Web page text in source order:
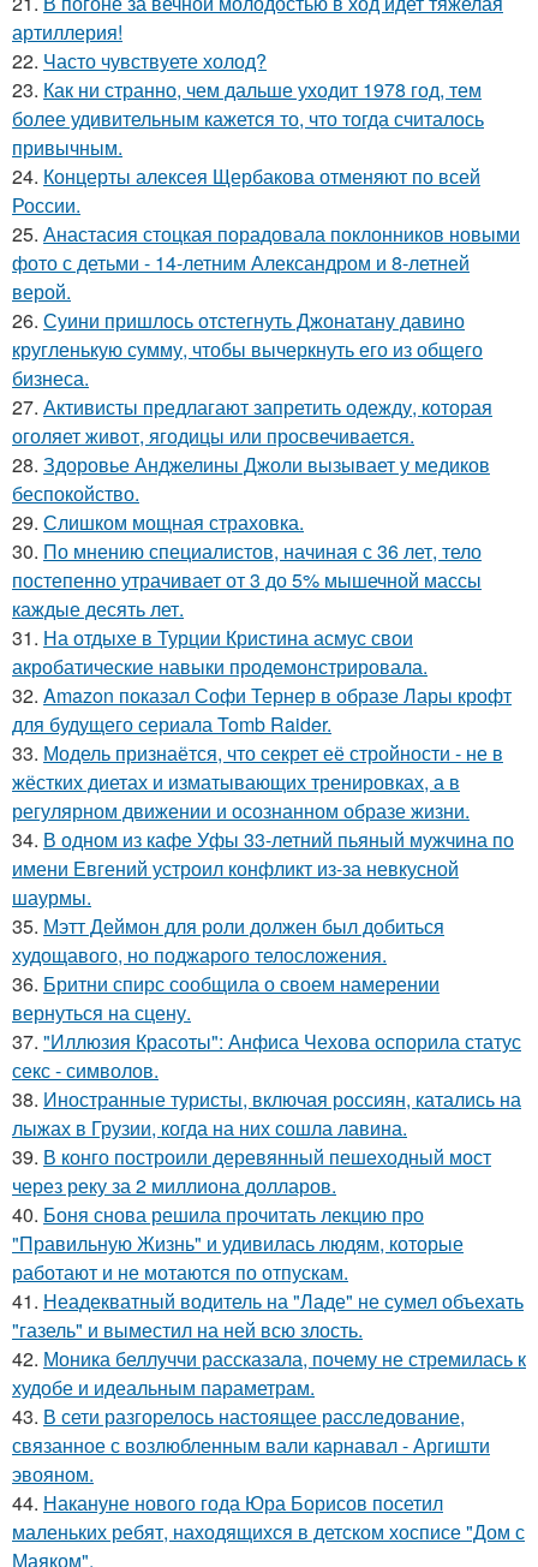
артиллерия!
22. Часто чувствуете холод?
23. Как ни странно, чем дальше уходит 1978 год, тем
более удивительным кажется то, что тогда считалось
привычным.
24. Концерты алексея Щербакова отменяют по всей
России.
25. Анастасия стоцкая порадовала поклонников новыми
фото с детьми - 14-летним Александром и 8-летней
верой.
26. Суини пришлось отстегнуть Джонатану давино
кругленькую сумму, чтобы вычеркнуть его из общего
бизнеса.
27. Активисты предлагают запретить одежду, которая
оголяет живот, ягодицы или просвечивается.
28. Здоровье Анджелины Джоли вызывает у медиков
беспокойство.
29. Слишком мощная страховка.
30. По мнению специалистов, начиная с 36 лет, тело
постепенно утрачивает от 3 до 5% мышечной массы
каждые десять лет.
31. На отдыхе в Турции Кристина асмус свои
акробатические навыки продемонстрировала.
32. Amazon показал Софи Тернер в образе Лары крофт
для будущего сериала Tomb Raider.
33. Модель признаётся, что секрет её стройности - не в
жёстких диетах и изматывающих тренировках, а в
регулярном движении и осознанном образе жизни.
34. В одном из кафе Уфы 33-летний пьяный мужчина по
имени Евгений устроил конфликт из-за невкусной
шаурмы.
35. Мэтт Деймон для роли должен был добиться
худощавого, но поджарого телосложения.
36. Бритни спирс сообщила о своем намерении
вернуться на сцену.
37. "Иллюзия Красоты": Анфиса Чехова оспорила статус
секс - символов.
38. Иностранные туристы, включая россиян, катались на
лыжах в Грузии, когда на них сошла лавина.
39. В конго построили деревянный пешеходный мост
через реку за 2 миллиона долларов.
40. Боня снова решила прочитать лекцию про
"Правильную Жизнь" и удивилась людям, которые
работают и не мотаются по отпускам.
41. Неадекватный водитель на "Ладе" не сумел объехать
"газель" и выместил на ней всю злость.
42. Моника беллуччи рассказала, почему не стремилась к
худобе и идеальным параметрам.
43. В сети разгорелось настоящее расследование,
связанное с возлюбленным вали карнавал - Аргишти
эвояном.
44. Накануне нового года Юра Борисов посетил
маленьких ребят, находящихся в детском хосписе "Дом с
Маяком".